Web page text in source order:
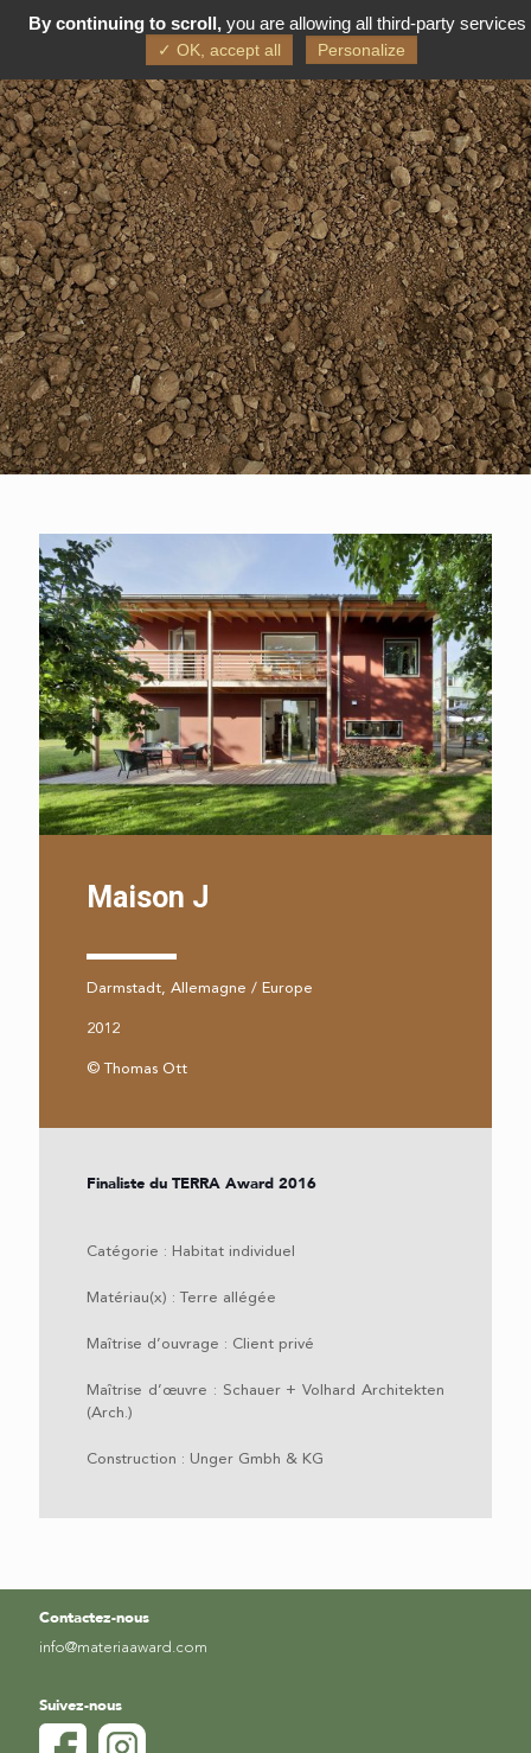
FR EN
Maison J
Darmstadt, Allemagne / Europe
2012
© Thomas Ott
Finaliste du TERRA Award 2016
Catégorie : Habitat individuel
Matériau(x) : Terre allégée
Maîtrise d’ouvrage : Client privé
Maîtrise d’œuvre : Schauer + Volhard Architekten
(Arch.)
Construction : Unger Gmbh & KG
Contactez-nous
info@materiaaward.com
Suivez-nous
By continuing to scroll, you are allowing all third-party services
✓ OK, accept all Personalize